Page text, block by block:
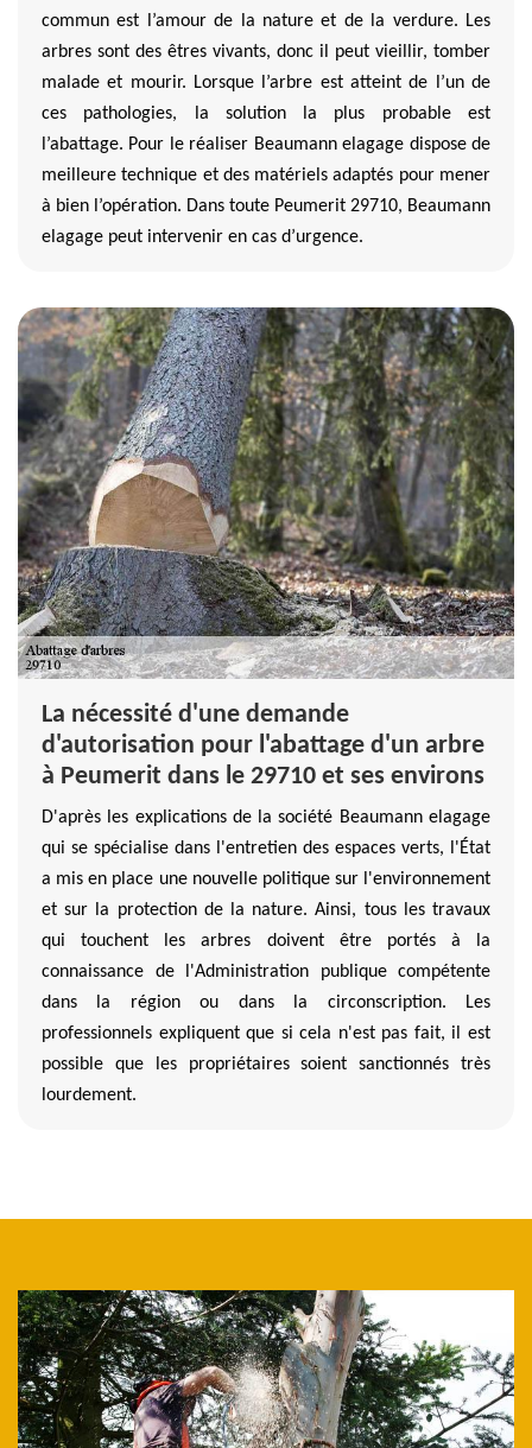
commun est l’amour de la nature et de la verdure. Les
arbres sont des êtres vivants, donc il peut vieillir, tomber
malade et mourir. Lorsque l’arbre est atteint de l’un de
ces pathologies, la solution la plus probable est
l’abattage. Pour le réaliser Beaumann elagage dispose de
meilleure technique et des matériels adaptés pour mener
à bien l’opération. Dans toute Peumerit 29710, Beaumann
elagage peut intervenir en cas d’urgence.
La nécessité d'une demande
d'autorisation pour l'abattage d'un arbre
à Peumerit dans le 29710 et ses environs
D'après les explications de la société Beaumann elagage
qui se spécialise dans l'entretien des espaces verts, l'État
a mis en place une nouvelle politique sur l'environnement
et sur la protection de la nature. Ainsi, tous les travaux
qui touchent les arbres doivent être portés à la
connaissance de l'Administration publique compétente
dans la région ou dans la circonscription. Les
professionnels expliquent que si cela n'est pas fait, il est
possible que les propriétaires soient sanctionnés très
lourdement.